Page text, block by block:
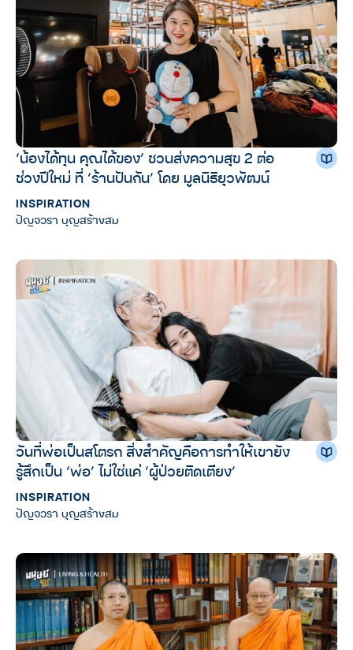
‘น้องได้ทุน คุณได้ของ’ ชวนส่งความสุข 2 ต่อ
ช่วงปีใหม่ ที่ ‘ร้านปันกัน’ โดย มูลนิธิยุวพัฒน์
INSPIRATION
ปัญจวรา บุญสร้างสม
วันที่พ่อเป็นสโตรก สิ่งสำคัญคือการทำให้เขายัง
รู้สึกเป็น ‘พ่อ’ ไม่ใช่แค่ ‘ผู้ป่วยติดเตียง’
INSPIRATION
ปัญจวรา บุญสร้างสม